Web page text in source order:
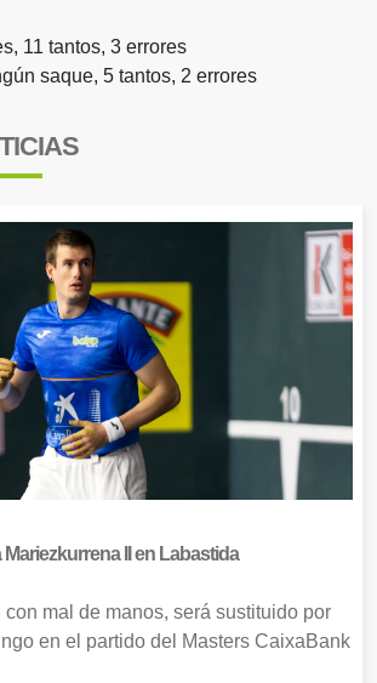
11 tantos, 3 errores
saque, 5 tantos, 2 errores
II en Labastida
con mal de manos, será sustituido por
en el partido del Masters CaixaBank